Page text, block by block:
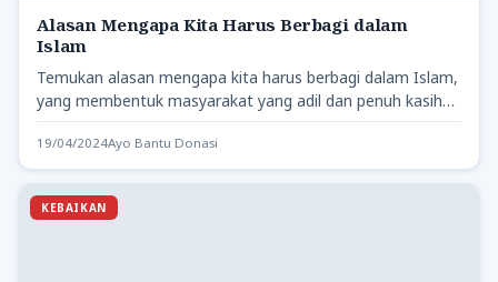
Alasan Mengapa Kita Harus Berbagi dalam
Islam
Temukan alasan mengapa kita harus berbagi dalam Islam,
yang membentuk masyarakat yang adil dan penuh kasih
sayang. Islam…
19/04/2024Ayo Bantu Donasi
KEBAIKAN